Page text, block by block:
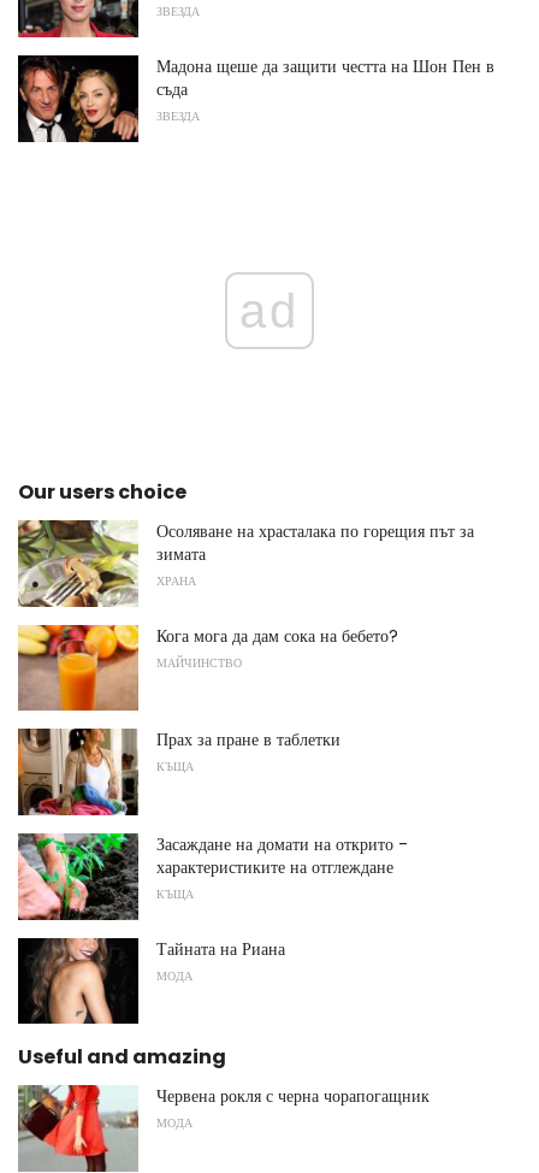
ЗВЕЗДА
Мадона щеше да защити честта на Шон Пен в
съда
ЗВЕЗДА
ad
Our users choice
Осоляване на храсталака по горещия път за
зимата
ХРАНА
Кога мога да дам сока на бебето?
МАЙЧИНСТВО
Прах за пране в таблетки
КЪЩА
Засаждане на домати на открито -
характеристиките на отглеждане
КЪЩА
Тайната на Риана
МОДА
Useful and amazing
Червена рокля с черна чорапогащник
МОДА